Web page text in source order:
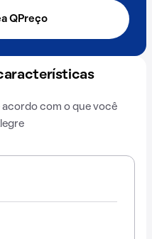
QPreço
acordo com o que você